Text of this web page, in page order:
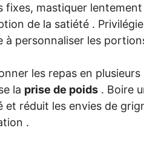
fixes, mastiquer
de la satiété .
à personnaliser les
les repas en
la prise de poids . Boire
et réduit les envies de
.